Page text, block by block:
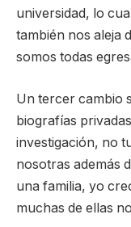
universidad, lo
también nos aleja
somos todas
Un tercer cambio
biografías
investigación, no
nosotras además
una familia, yo
muchas de ellas